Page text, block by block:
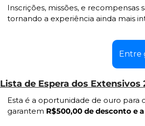
Inscrições, missões, e recompensas
tornando a experiência ainda mais
Entre
Lista de Espera dos Extensivos
Esta é a oportunidade de ouro para
garantem R$500,00 de desconto e